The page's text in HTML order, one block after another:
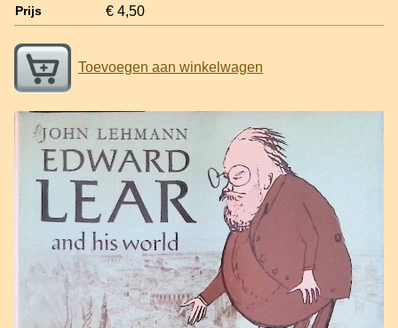
Prijs € 4,50
Toevoegen aan winkelwagen